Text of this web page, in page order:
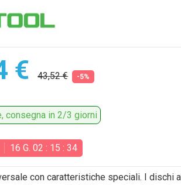
€ 43,52 € -5%
consegna in 2/3 giorni
16 G. 02 : 15 : 32
con caratteristiche speciali. I dischi